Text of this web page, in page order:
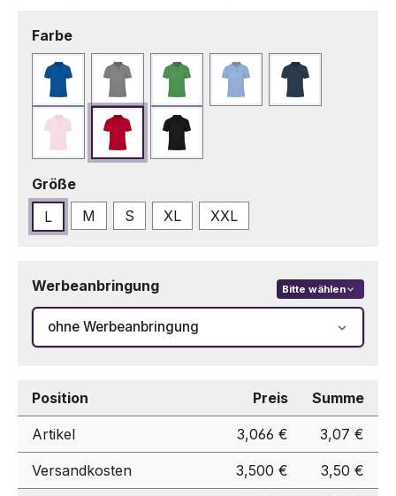
Farbeauswählen
Blau Grau Grün Hellblau Marineblau
Rosa Rot Schwarz
Größeauswählen
L
M S XL XXL
Werbeanbringung Bitte wählen
ohne Werbeanbringung
Position Preis Summe
Artikel 3,066 € 3,07 €
Versandkosten 3,500 € 3,50 €